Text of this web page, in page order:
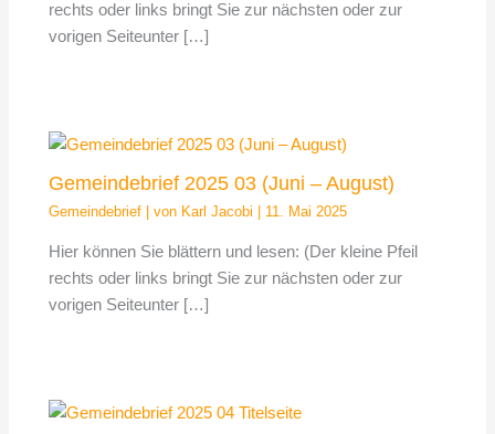
rechts oder links bringt Sie zur nächsten oder zur
vorigen Seiteunter […]
Gemeindebrief 2025 03 (Juni – August)
Gemeindebrief | von Karl Jacobi 11. Mai 2025
Hier können Sie blättern und lesen: (Der kleine Pfeil
rechts oder links bringt Sie zur nächsten oder zur
vorigen Seiteunter […]